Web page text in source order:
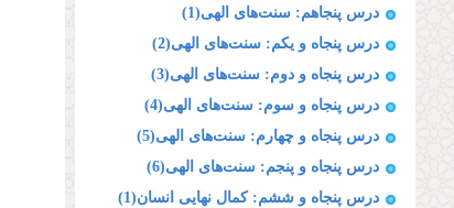
درس پنجاهم: سنت‌های الهی(1)
درس پنجاه و یکم: سنت‌های الهی(2)
درس پنجاه و دوم: سنت‌های الهی(3)
درس پنجاه و سوم: سنت‌های الهی(4)
درس پنجاه و چهارم: سنت‌های الهی(5)
درس پنجاه و پنجم: سنت‌های الهی(6)
درس پنجاه و ششم: کمال نهایی انسان(1)